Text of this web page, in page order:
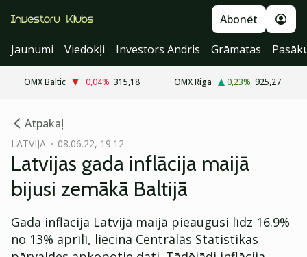
Abonēt
Jaunumi
Viedokļi Investors Andris Grāmatas
OMX Baltic −0,04% 315,18 OMX Riga 0,23% 925,27
Atpakaļ
LATVIJA 08.06.22, 19:12
Latvijas gada inflācija maijā
bijusi zemākā Baltijā
Gada inflācija Latvijā maijā pieaugusi līdz 16.9%
no 13% aprīlī, liecina Centrālās Statistikas